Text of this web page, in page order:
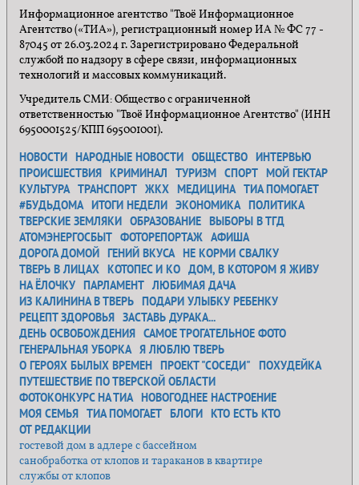
Информационное агентство "Твоё Информационное
Агентство («ТИА»), регистрационный номер ИА № ФС 77 -
87045 от 26.03.2024 г. Зарегистрировано Федеральной
службой по надзору в сфере связи, информационных
технологий и массовых коммуникаций.
Учредитель СМИ: Общество с ограниченной
ответственностью "Твоё Информационное Агентство" (ИНН
6950001525/КПП 695001001).
НОВОСТИ НАРОДНЫЕ НОВОСТИ ОБЩЕСТВО ИНТЕРВЬЮ
ПРОИСШЕСТВИЯ КРИМИНАЛ ТУРИЗМ СПОРТ МОЙ ГЕКТАР
КУЛЬТУРА ТРАНСПОРТ ЖКХ МЕДИЦИНА ТИА ПОМОГАЕТ
#БУДЬДОМА ИТОГИ НЕДЕЛИ ЭКОНОМИКА ПОЛИТИКА
ТВЕРСКИЕ ЗЕМЛЯКИ ОБРАЗОВАНИЕ ВЫБОРЫ В ТГД
АТОМЭНЕРГОСБЫТ ФОТОРЕПОРТАЖ АФИША
ДОРОГА ДОМОЙ ГЕНИЙ ВКУСА НЕ КОРМИ СВАЛКУ
ТВЕРЬ В ЛИЦАХ КОТОПЕС И КО ДОМ, В КОТОРОМ Я ЖИВУ
НА ЁЛОЧКУ ПАРЛАМЕНТ ЛЮБИМАЯ ДАЧА
ИЗ КАЛИНИНА В ТВЕРЬ ПОДАРИ УЛЫБКУ РЕБЕНКУ
РЕЦЕПТ ЗДОРОВЬЯ ЗАСТАВЬ ДУРАКА...
ДЕНЬ ОСВОБОЖДЕНИЯ САМОЕ ТРОГАТЕЛЬНОЕ ФОТО
ГЕНЕРАЛЬНАЯ УБОРКА Я ЛЮБЛЮ ТВЕРЬ
О ГЕРОЯХ БЫЛЫХ ВРЕМЕН ПРОЕКТ "СОСЕДИ"
ПОХУДЕЙКА
ПУТЕШЕСТВИЕ ПО ТВЕРСКОЙ ОБЛАСТИ
ФОТОКОНКУРС НА ТИА НОВОГОДНЕЕ НАСТРОЕНИЕ
МОЯ СЕМЬЯ ТИА ПОМОГАЕТ БЛОГИ КТО ЕСТЬ КТО
ОТ РЕДАКЦИИ
гостевой дом в адлере с бассейном
санобработка от клопов и тараканов в квартире
службы от клопов